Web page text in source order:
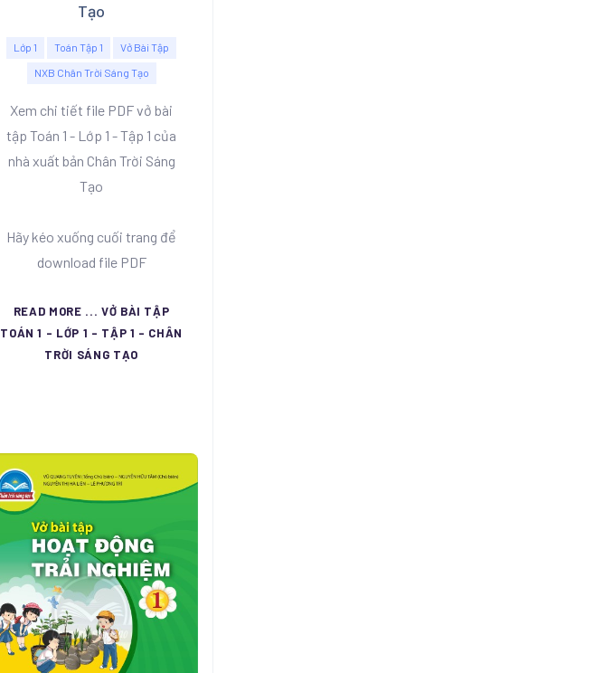
Tạo
Lớp 1 Toán Tập 1
Vở Bài Tập
NXB Chân Trời Sáng Tạo
Xem chi tiết file PDF vở bài
tập Toán 1 - Lớp 1 - Tập 1 của
nhà xuất bản Chân Trời Sáng
Tạo
Hãy kéo xuống cuối trang để
download file PDF
READ MORE ... VỞ BÀI TẬP
TOÁN 1 - LỚP 1 - TẬP 1 - CHÂN
TRỜI SÁNG TẠO